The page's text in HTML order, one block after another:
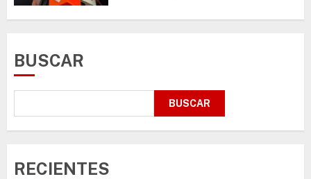
BUSCAR
BUSCAR
RECIENTES